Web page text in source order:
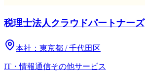
税理士法人クラウドパートナーズ
本社： 東京都 / 千代田区
IT・情報通信その他サービス